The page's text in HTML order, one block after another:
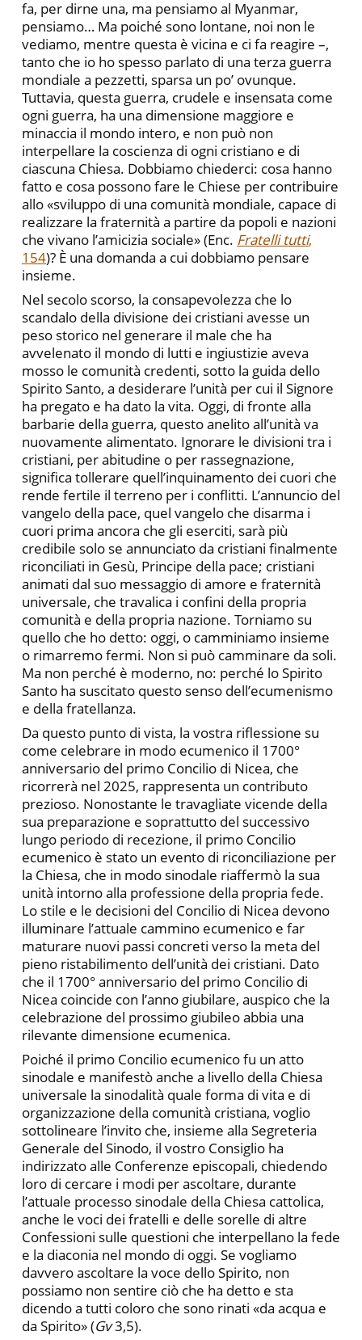
fa, per dirne una, ma pensiamo al Myanmar,
pensiamo… Ma poiché sono lontane, noi non le
vediamo, mentre questa è vicina e ci fa reagire –,
tanto che io ho spesso parlato di una terza guerra
mondiale a pezzetti, sparsa un po’ ovunque.
Tuttavia, questa guerra, crudele e insensata come
ogni guerra, ha una dimensione maggiore e
minaccia il mondo intero, e non può non
interpellare la coscienza di ogni cristiano e di
ciascuna Chiesa. Dobbiamo chiederci: cosa hanno
fatto e cosa possono fare le Chiese per contribuire
allo «sviluppo di una comunità mondiale, capace di
realizzare la fraternità a partire da popoli e nazioni
che vivano l’amicizia sociale» (Enc. Fratelli tutti,
154)? È una domanda a cui dobbiamo pensare
insieme.
Nel secolo scorso, la consapevolezza che lo
scandalo della divisione dei cristiani avesse un
peso storico nel generare il male che ha
avvelenato il mondo di lutti e ingiustizie aveva
mosso le comunità credenti, sotto la guida dello
Spirito Santo, a desiderare l’unità per cui il Signore
ha pregato e ha dato la vita. Oggi, di fronte alla
barbarie della guerra, questo anelito all’unità va
nuovamente alimentato. Ignorare le divisioni tra i
cristiani, per abitudine o per rassegnazione,
significa tollerare quell’inquinamento dei cuori che
rende fertile il terreno per i conflitti. L’annuncio del
vangelo della pace, quel vangelo che disarma i
cuori prima ancora che gli eserciti, sarà più
credibile solo se annunciato da cristiani finalmente
riconciliati in Gesù, Principe della pace; cristiani
animati dal suo messaggio di amore e fraternità
universale, che travalica i confini della propria
comunità e della propria nazione. Torniamo su
quello che ho detto: oggi, o camminiamo insieme
o rimarremo fermi. Non si può camminare da soli.
Ma non perché è moderno, no: perché lo Spirito
Santo ha suscitato questo senso dell’ecumenismo
e della fratellanza.
Da questo punto di vista, la vostra riflessione su
come celebrare in modo ecumenico il 1700°
anniversario del primo Concilio di Nicea, che
ricorrerà nel 2025, rappresenta un contributo
prezioso. Nonostante le travagliate vicende della
sua preparazione e soprattutto del successivo
lungo periodo di recezione, il primo Concilio
ecumenico è stato un evento di riconciliazione per
la Chiesa, che in modo sinodale riaffermò la sua
unità intorno alla professione della propria fede.
Lo stile e le decisioni del Concilio di Nicea devono
illuminare l’attuale cammino ecumenico e far
maturare nuovi passi concreti verso la meta del
pieno ristabilimento dell’unità dei cristiani. Dato
che il 1700° anniversario del primo Concilio di
Nicea coincide con l’anno giubilare, auspico che la
celebrazione del prossimo giubileo abbia una
rilevante dimensione ecumenica.
Poiché il primo Concilio ecumenico fu un atto
sinodale e manifestò anche a livello della Chiesa
universale la sinodalità quale forma di vita e di
organizzazione della comunità cristiana, voglio
sottolineare l’invito che, insieme alla Segreteria
Generale del Sinodo, il vostro Consiglio ha
indirizzato alle Conferenze episcopali, chiedendo
loro di cercare i modi per ascoltare, durante
l’attuale processo sinodale della Chiesa cattolica,
anche le voci dei fratelli e delle sorelle di altre
Confessioni sulle questioni che interpellano la fede
e la diaconia nel mondo di oggi. Se vogliamo
davvero ascoltare la voce dello Spirito, non
possiamo non sentire ciò che ha detto e sta
dicendo a tutti coloro che sono rinati «da acqua e
da Spirito» (Gv3,5).